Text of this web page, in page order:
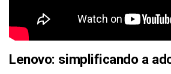
Lenovo: simplificando a